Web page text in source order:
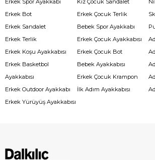
Erkek Spor Ayakkabı
Erkek Bot
Erkek Sandalet
Erkek Terlik
Erkek Koşu Ayakkabısı
Erkek Basketbol
Ayakkabısı
Erkek Outdoor Ayakkabı
Erkek Yürüyüş Ayakkabısı
Kız Çocuk Sandalet
Erkek Çocuk Terlik
Bebek Spor Ayakkabı
Erkek Çocuk Ayakkabısı
Erkek Çocuk Bot
Bebek Ayakkabısı
Erkek Çocuk Krampon
İlk Adım Ayakkabısı